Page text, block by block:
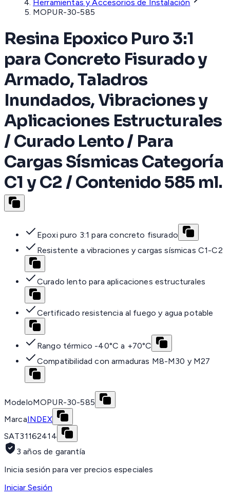
Herramientas y Accesorios de Instalación
MOPUR-30-585
Resina Epoxico Puro 3:1
para Concreto Fisurado y
Armado, Taladros
Inundados, Vibraciones y
Aplicaciones Estructurales
/ Curado Lento / Para
Cargas Sísmicas Categoría
C1 y C2 / Contenido 585 ml.
Epoxi puro 3:1 para concreto fisurado
Resistente a vibraciones y cargas sísmicas C1-C2
Curado lento para aplicaciones estructurales
Certificado resistencia al fuego y agua potable
Rango térmico -40°C a +70°C
Compatibilidad con armaduras M8-M30 y M27
ModeloMOPUR-30-585
MarcaINDEX
SAT31162414
3 años de garantía
Inicia sesión para ver precios especiales
Iniciar Sesión